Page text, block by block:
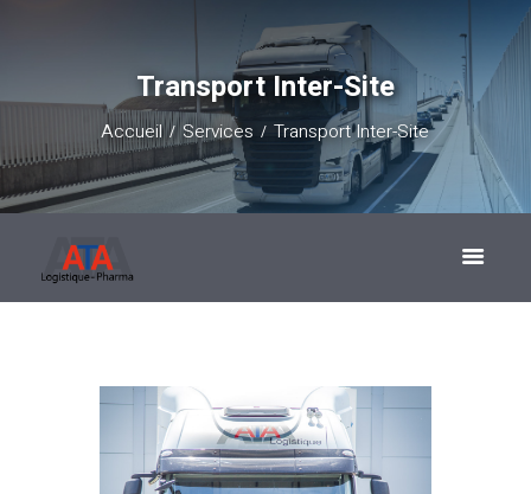
Transport Inter-Site
Accueil Services Transport Inter-Site